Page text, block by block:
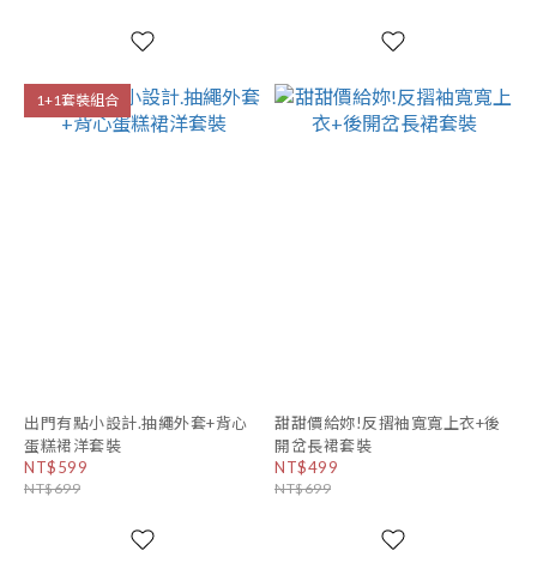
1+1套裝組合
出門有點小設計.抽繩外套+背心
蛋糕裙洋套裝
NT$599
NT$699
甜甜價給妳!反摺袖寬寬上衣+後
開岔長裙套裝
NT$499
NT$699